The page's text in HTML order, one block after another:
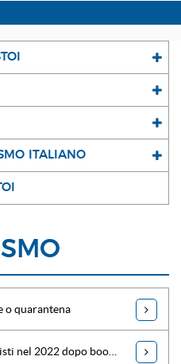
ITALIANO
o quarantena